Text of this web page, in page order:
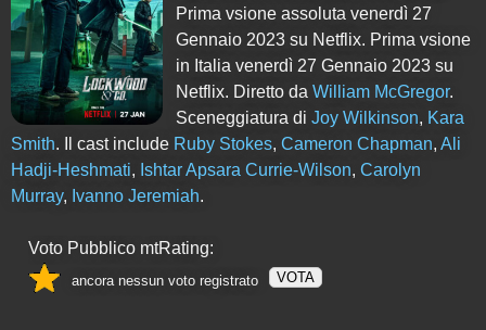
Prima vsione assoluta venerdì 27
Gennaio 2023 su Netflix. Prima vsione
in Italia venerdì 27 Gennaio 2023 su
Netflix. Diretto daWilliam McGregor.
Sceneggiatura diJoy Wilkinson, Kara
Smith. Il cast include Ruby Stokes, Cameron Chapman, Ali
Hadji-Heshmati, Ishtar Apsara Currie-Wilson, Carolyn
Murray, Ivanno Jeremiah.
Voto Pubblico mtRating:
ancora nessun voto registrato VOTA